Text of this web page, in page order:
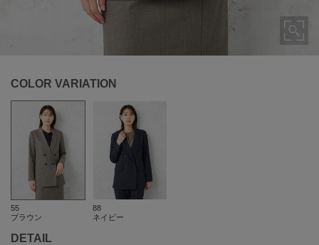
COLOR VARIATION
55
ブラウン
88
ネイビー
DETAIL